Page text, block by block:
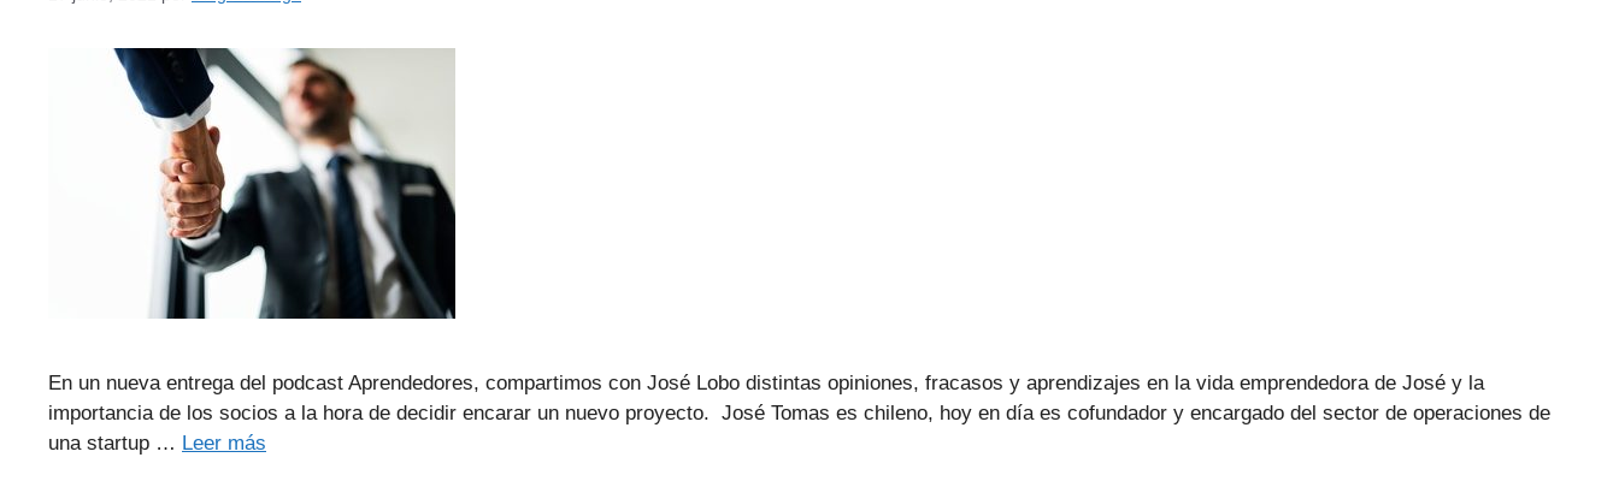
En un nueva entrega del podcast Aprendedores, compartimos con José Lobo distintas opiniones, fracasos y aprendizajes en la vida emprendedora de José y la
importancia de los socios a la hora de decidir encarar un nuevo proyecto. José Tomas es chileno, hoy en día es cofundador y encargado del sector de operaciones de
una startup … Leer más